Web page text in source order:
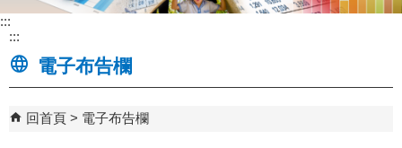
:::
:::
電子布告欄
回首頁 電子布告欄